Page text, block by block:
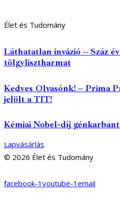
Élet és Tudomány
Láthatatlan invázió – Száz
tölgylisztharmat
Kedves Olvasónk! – Prima
jelölt a TIT!
Kémiai Nobel-díj
Lapvásárlás
© 2026 Élet és Tudomány
facebook-1 youtube-1 email